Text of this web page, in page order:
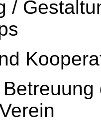
/